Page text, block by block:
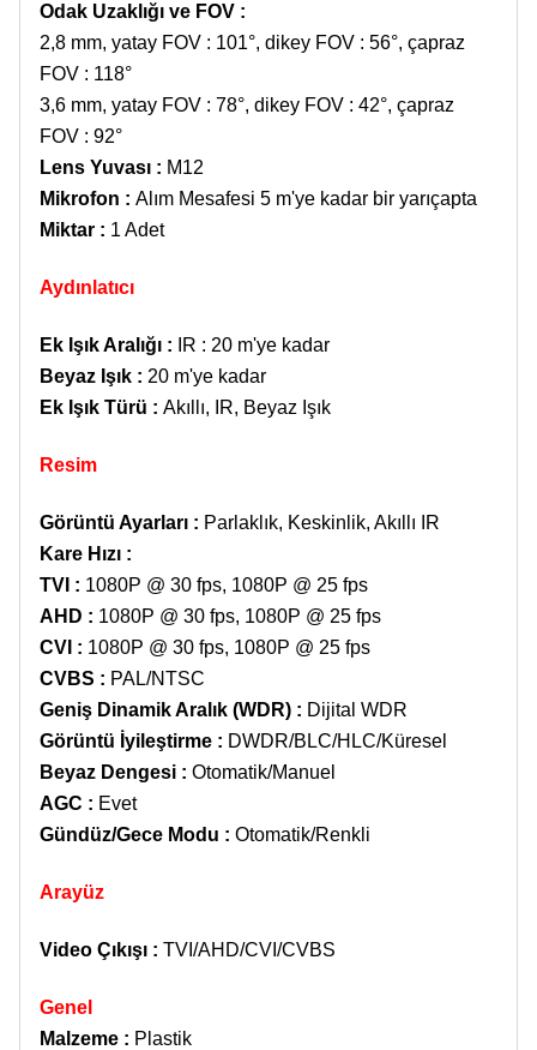
Odak Uzaklığı ve FOV :
2,8 mm, yatay FOV : 101°, dikey FOV : 56°, çapraz
FOV : 118°
3,6 mm, yatay FOV : 78°, dikey FOV : 42°, çapraz
FOV : 92°
Lens Yuvası : M12
Mikrofon : Alım Mesafesi 5 m'ye kadar bir yarıçapta
Miktar : 1 Adet
Aydınlatıcı
Ek Işık Aralığı :
IR : 20 m'ye kadar
Beyaz Işık : 20 m'ye kadar
Ek Işık Türü : Akıllı, IR, Beyaz Işık
Resim
Görüntü Ayarları : Parlaklık, Keskinlik, Akıllı IR
Kare Hızı :
TVI : 1080P @ 30 fps, 1080P @ 25 fps
AHD : 1080P @ 30 fps, 1080P @ 25 fps
CVI : 1080P @ 30 fps, 1080P @ 25 fps
CVBS : PAL/NTSC
Geniş Dinamik Aralık (WDR) : Dijital WDR
Görüntü İyileştirme : DWDR/BLC/HLC/Küresel
Beyaz Dengesi : Otomatik/Manuel
AGC : Evet
Gündüz/Gece Modu : Otomatik/Renkli
Arayüz
Video Çıkışı : TVI/AHD/CVI/CVBS
Genel
Malzeme : Plastik